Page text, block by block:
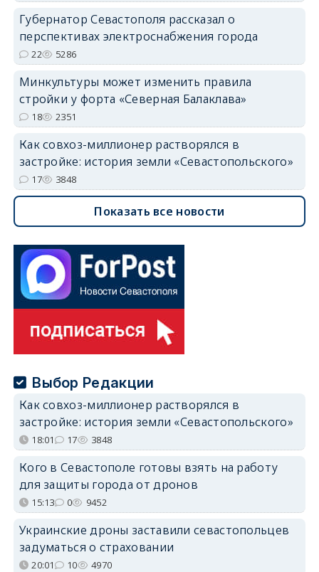
Губернатор Севастополя рассказал о
перспективах электроснабжения города
22 5286
Минкультуры может изменить правила
стройки у форта «Северная Балаклава»
18 2351
Как совхоз-миллионер растворялся в
застройке: история земли «Севастопольского»
17 3848
Показать все новости
Выбор Редакции
Как совхоз-миллионер растворялся в
застройке: история земли «Севастопольского»
18:01 17 3848
Кого в Севастополе готовы взять на работу
для защиты города от дронов
15:13 0 9452
Украинские дроны заставили севастопольцев
задуматься о страховании
20:01 10 4970